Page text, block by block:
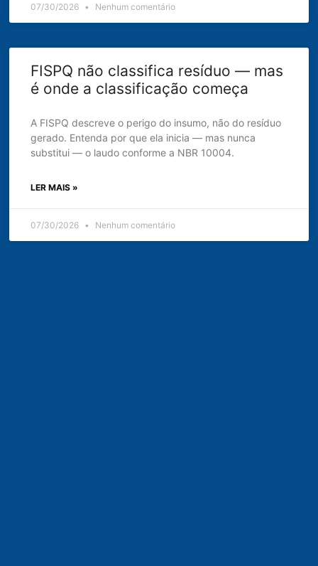
07/30/2026 Nenhum comentário
FISPQ não classifica resíduo — mas
é onde a classificação começa
A FISPQ descreve o perigo do insumo, não do resíduo
gerado. Entenda por que ela inicia — mas nunca
substitui — o laudo conforme a NBR 10004.
LER MAIS »
07/30/2026 Nenhum comentário